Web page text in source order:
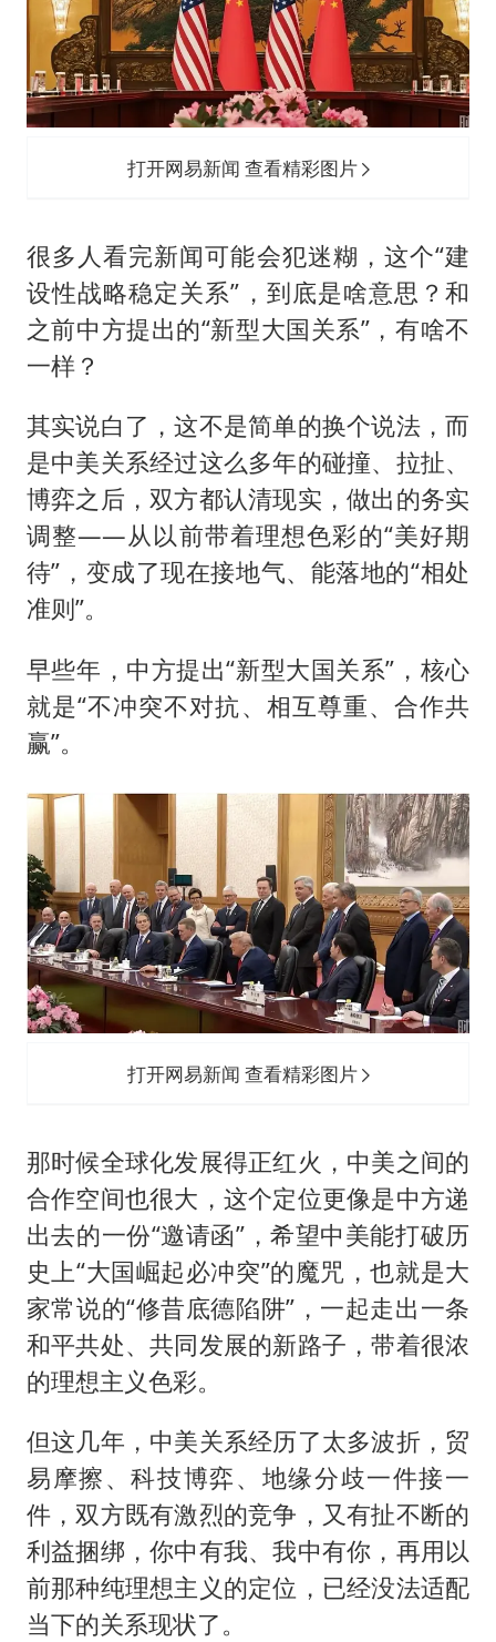
打开网易新闻 查看精彩图片
很多人看完新闻可能会犯迷糊，这个“建
设性战略稳定关系”，到底是啥意思？和
之前中方提出的“新型大国关系”，有啥不
一样？
其实说白了，这不是简单的换个说法，而
是中美关系经过这么多年的碰撞、拉扯、
博弈之后，双方都认清现实，做出的务实
调整——从以前带着理想色彩的“美好期
待”，变成了现在接地气、能落地的“相处
准则”。
早些年，中方提出“新型大国关系”，核心
就是“不冲突不对抗、相互尊重、合作共
赢”。
打开网易新闻 查看精彩图片
那时候全球化发展得正红火，中美之间的
合作空间也很大，这个定位更像是中方递
出去的一份“邀请函”，希望中美能打破历
史上“大国崛起必冲突”的魔咒，也就是大
家常说的“修昔底德陷阱”，一起走出一条
和平共处、共同发展的新路子，带着很浓
的理想主义色彩。
但这几年，中美关系经历了太多波折，贸
易摩擦、科技博弈、地缘分歧一件接一
件，双方既有激烈的竞争，又有扯不断的
利益捆绑，你中有我、我中有你，再用以
前那种纯理想主义的定位，已经没法适配
当下的关系现状了。